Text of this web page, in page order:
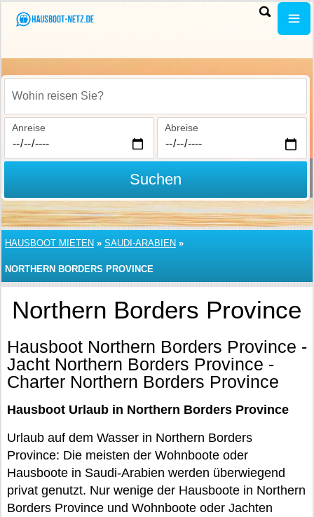
Wohin reisen Sie?
Anreise Abreise
Suchen
HAUSBOOT MIETEN » SAUDI-ARABIEN »
NORTHERN BORDERS PROVINCE
Northern Borders Province
Hausboot Northern Borders Province -
Jacht Northern Borders Province -
Charter Northern Borders Province
Hausboot Urlaub in Northern Borders Province
Urlaub auf dem Wasser in Northern Borders
Province: Die meisten der Wohnboote oder
Hausboote in Saudi-Arabien werden überwiegend
privat genutzt. Nur wenige der Hausboote in Northern
Borders Province und Wohnboote oder Jachten